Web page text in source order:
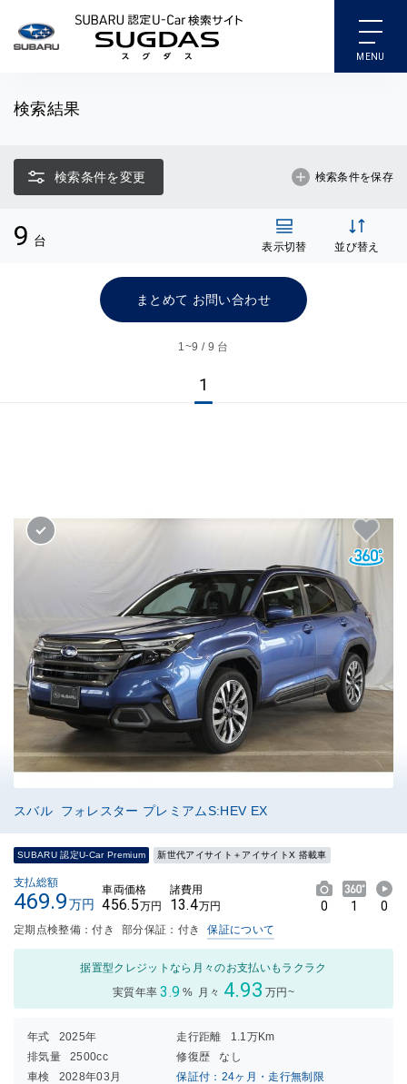
SUBARU 認定U-Car検索
検索結果
検索条件を変更 検索条件を保存
9 台 表示切替 並び替え
まとめて お問い合わせ
1~9 / 9 台
1
スバル フォレスター プレミアムS:HEV EX
SUBARU 認定U-Car Premium 新世代アイサイト＋アイサイトX 搭載車
支払総額
469.9万円
車両価格
456.5万円
諸費用
13.4万円 0 1 0
定期点検整備：付き 部分保証：付き 保証について
据置型クレジットなら月々のお支払いもラクラク
実質年率 3.9 % 月々 4.93 万円~
年式 2025年 走行距離
1.1万Km
排気量
2500cc 修復歴
なし
車検
2028年03月 保証付：24ヶ月・走行無制限